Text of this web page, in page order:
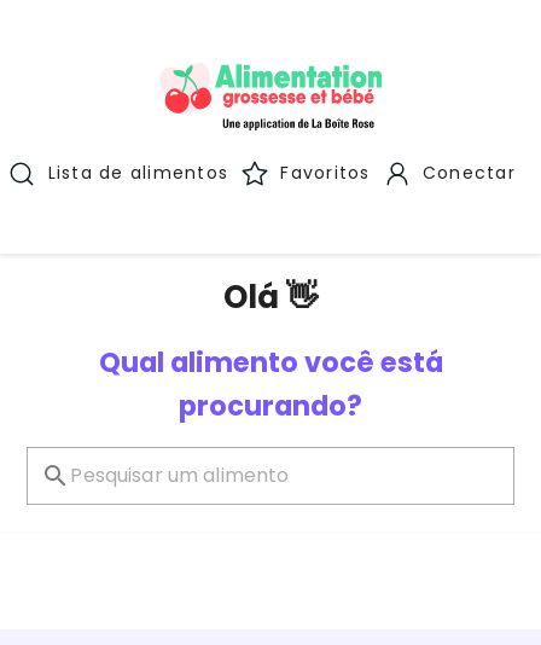
Lista de alimentos Favoritos Conectar
Olá 👋
Qual alimento você está
procurando?